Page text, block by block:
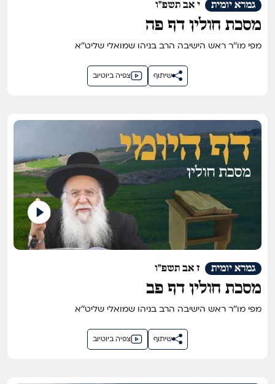
י אב תשפ"ו גמרא יומית
מסכת חולין דף פה
מפי מו''ר ראש הישיבה הרב בניהו שמואלי שליט''א
צפיה ביוטיוב שיתוף
ז אב תשפ"ו גמרא יומית
מסכת חולין דף פב
מפי מו''ר ראש הישיבה הרב בניהו שמואלי שליט''א
צפיה ביוטיוב שיתוף